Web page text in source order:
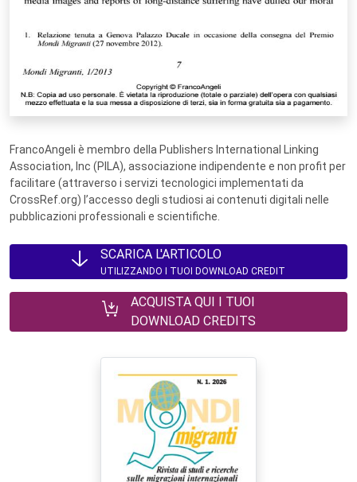
FrancoAngeli è membro della Publishers International Linking
Association, Inc (PILA), associazione indipendente e non profit per
facilitare (attraverso i servizi tecnologici implementati da
CrossRef.org) l’accesso degli studiosi ai contenuti digitali nelle
pubblicazioni professionali e scientifiche.
SCARICA L'ARTICOLO
UTILIZZANDO I TUOI DOWNLOAD CREDIT
ACQUISTA QUI I TUOI
DOWNLOAD CREDITS